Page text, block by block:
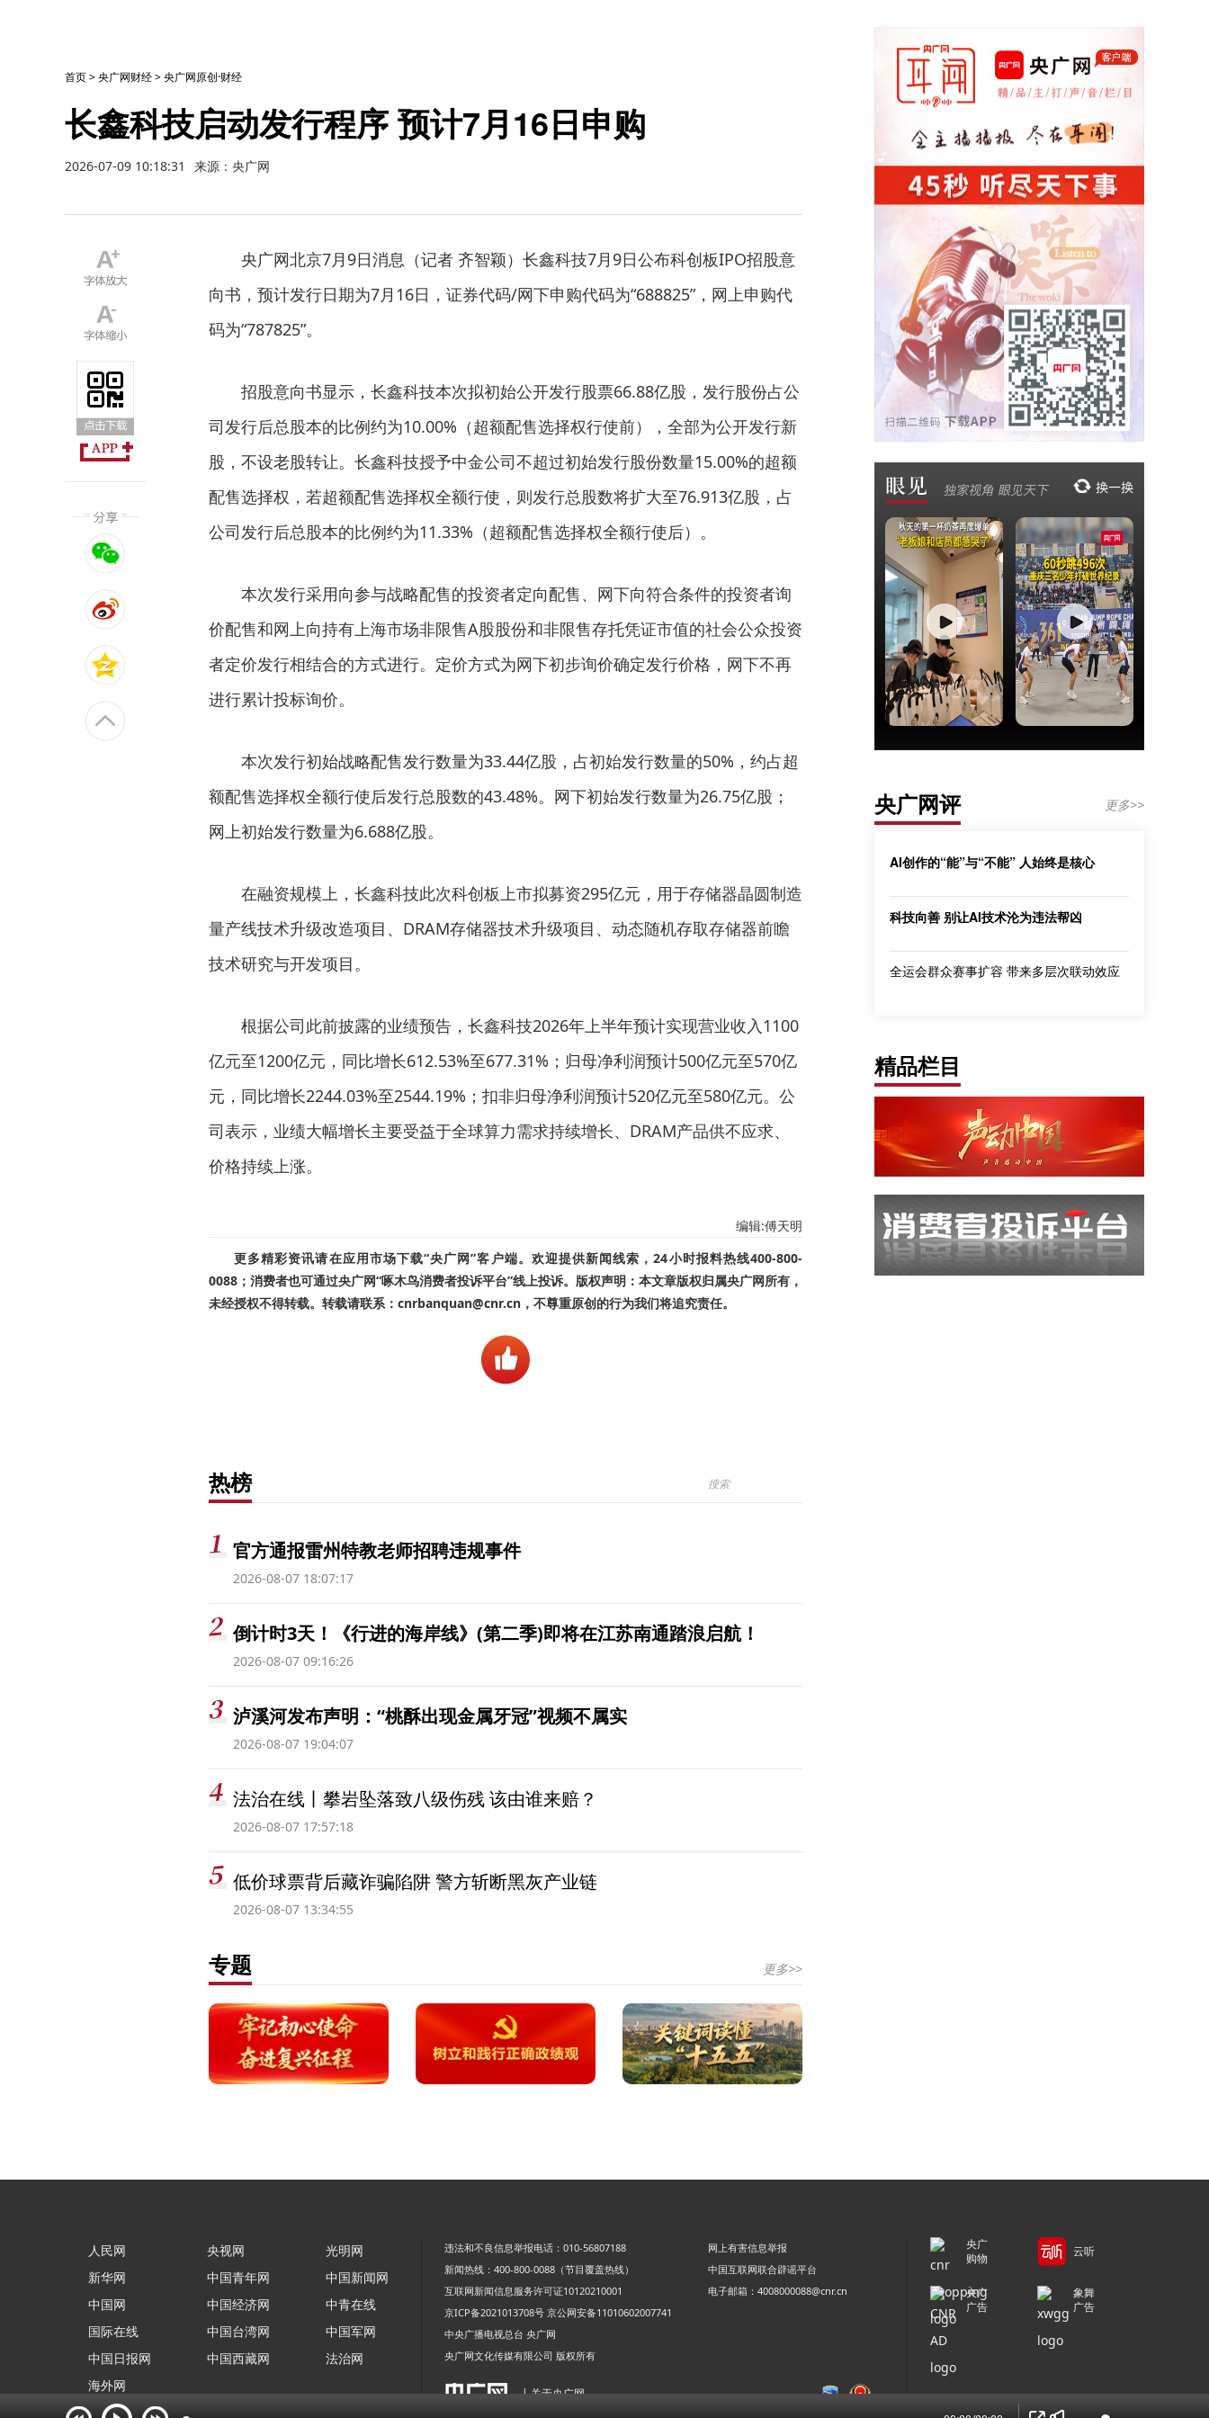
首页>央广网财经>央广网原创·财经
长鑫科技启动发行程序 预计7月16日申购
2026-07-09 10:18:31 来源：央广网
央广网北京7月9日消息（记者 齐智颖）长鑫科技7月9日公布科创板IPO招股意
向书，预计发行日期为7月16日，证券代码/网下申购代码为“688825”，网上申购代
码为“787825”。
招股意向书显示，长鑫科技本次拟初始公开发行股票66.88亿股，发行股份占公
司发行后总股本的比例约为10.00%（超额配售选择权行使前），全部为公开发行新
股，不设老股转让。长鑫科技授予中金公司不超过初始发行股份数量15.00%的超额
配售选择权，若超额配售选择权全额行使，则发行总股数将扩大至76.913亿股，占
公司发行后总股本的比例约为11.33%（超额配售选择权全额行使后）。
本次发行采用向参与战略配售的投资者定向配售、网下向符合条件的投资者询
价配售和网上向持有上海市场非限售A股股份和非限售存托凭证市值的社会公众投资
者定价发行相结合的方式进行。定价方式为网下初步询价确定发行价格，网下不再
进行累计投标询价。
本次发行初始战略配售发行数量为33.44亿股，占初始发行数量的50%，约占超
额配售选择权全额行使后发行总股数的43.48%。网下初始发行数量为26.75亿股；
网上初始发行数量为6.688亿股。
在融资规模上，长鑫科技此次科创板上市拟募资295亿元，用于存储器晶圆制造
量产线技术升级改造项目、DRAM存储器技术升级项目、动态随机存取存储器前瞻
技术研究与开发项目。
根据公司此前披露的业绩预告，长鑫科技2026年上半年预计实现营业收入1100
亿元至1200亿元，同比增长612.53%至677.31%；归母净利润预计500亿元至570亿
元，同比增长2244.03%至2544.19%；扣非归母净利润预计520亿元至580亿元。公
司表示，业绩大幅增长主要受益于全球算力需求持续增长、DRAM产品供不应求、
价格持续上涨。
编辑:傅天明
更多精彩资讯请在应用市场下载“央广网”客户端。欢迎提供新闻线索，24小时报料热线400-800-
0088；消费者也可通过央广网“啄木鸟消费者投诉平台”线上投诉。版权声明：本文章版权归属央广网所有，
未经授权不得转载。转载请联系：cnrbanquan@cnr.cn，不尊重原创的行为我们将追究责任。
热榜
官方通报雷州特教老师招聘违规事件
2026-08-07 18:07:17
倒计时3天！《行进的海岸线》(第二季)即将在江苏南通踏浪启航！
2026-08-07 09:16:26
泸溪河发布声明：“桃酥出现金属牙冠”视频不属实
2026-08-07 19:04:07
法治在线丨攀岩坠落致八级伤残 该由谁来赔？
2026-08-07 17:57:18
低价球票背后藏诈骗陷阱 警方斩断黑灰产业链
2026-08-07 13:34:55
专题 更多>>
央广网评 更多>>
AI创作的“能”与“不能” 人始终是核心
科技向善 别让AI技术沦为违法帮凶
全运会群众赛事扩容 带来多层次联动效应
精品栏目
人民网
新华网
中国网
国际在线
中国日报网
海外网
央视网
中国青年网
中国经济网
中国台湾网
中国西藏网
光明网
中国新闻网
中青在线
中国军网
法治网
违法和不良信息举报电话：010-56807188
网上有害信息举报
新闻热线：400-800-0088（节目覆盖热线）
中国互联网联合辟谣平台
互联网新闻信息服务许可证10120210001
电子邮箱：4008000088@cnr.cn
京ICP备2021013708号 京公网安备11010602007741
中央广播电视总台 央广网
央广网文化传媒有限公司 版权所有
| 关于央广网
央广
购物
云听
央广
广告
象舞
广告